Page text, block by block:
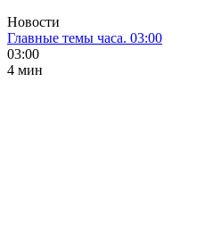
Новости
Главные темы часа. 03:00
03:00
4 мин